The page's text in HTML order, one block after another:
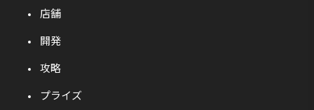
店舗
開発
攻略
プライズ